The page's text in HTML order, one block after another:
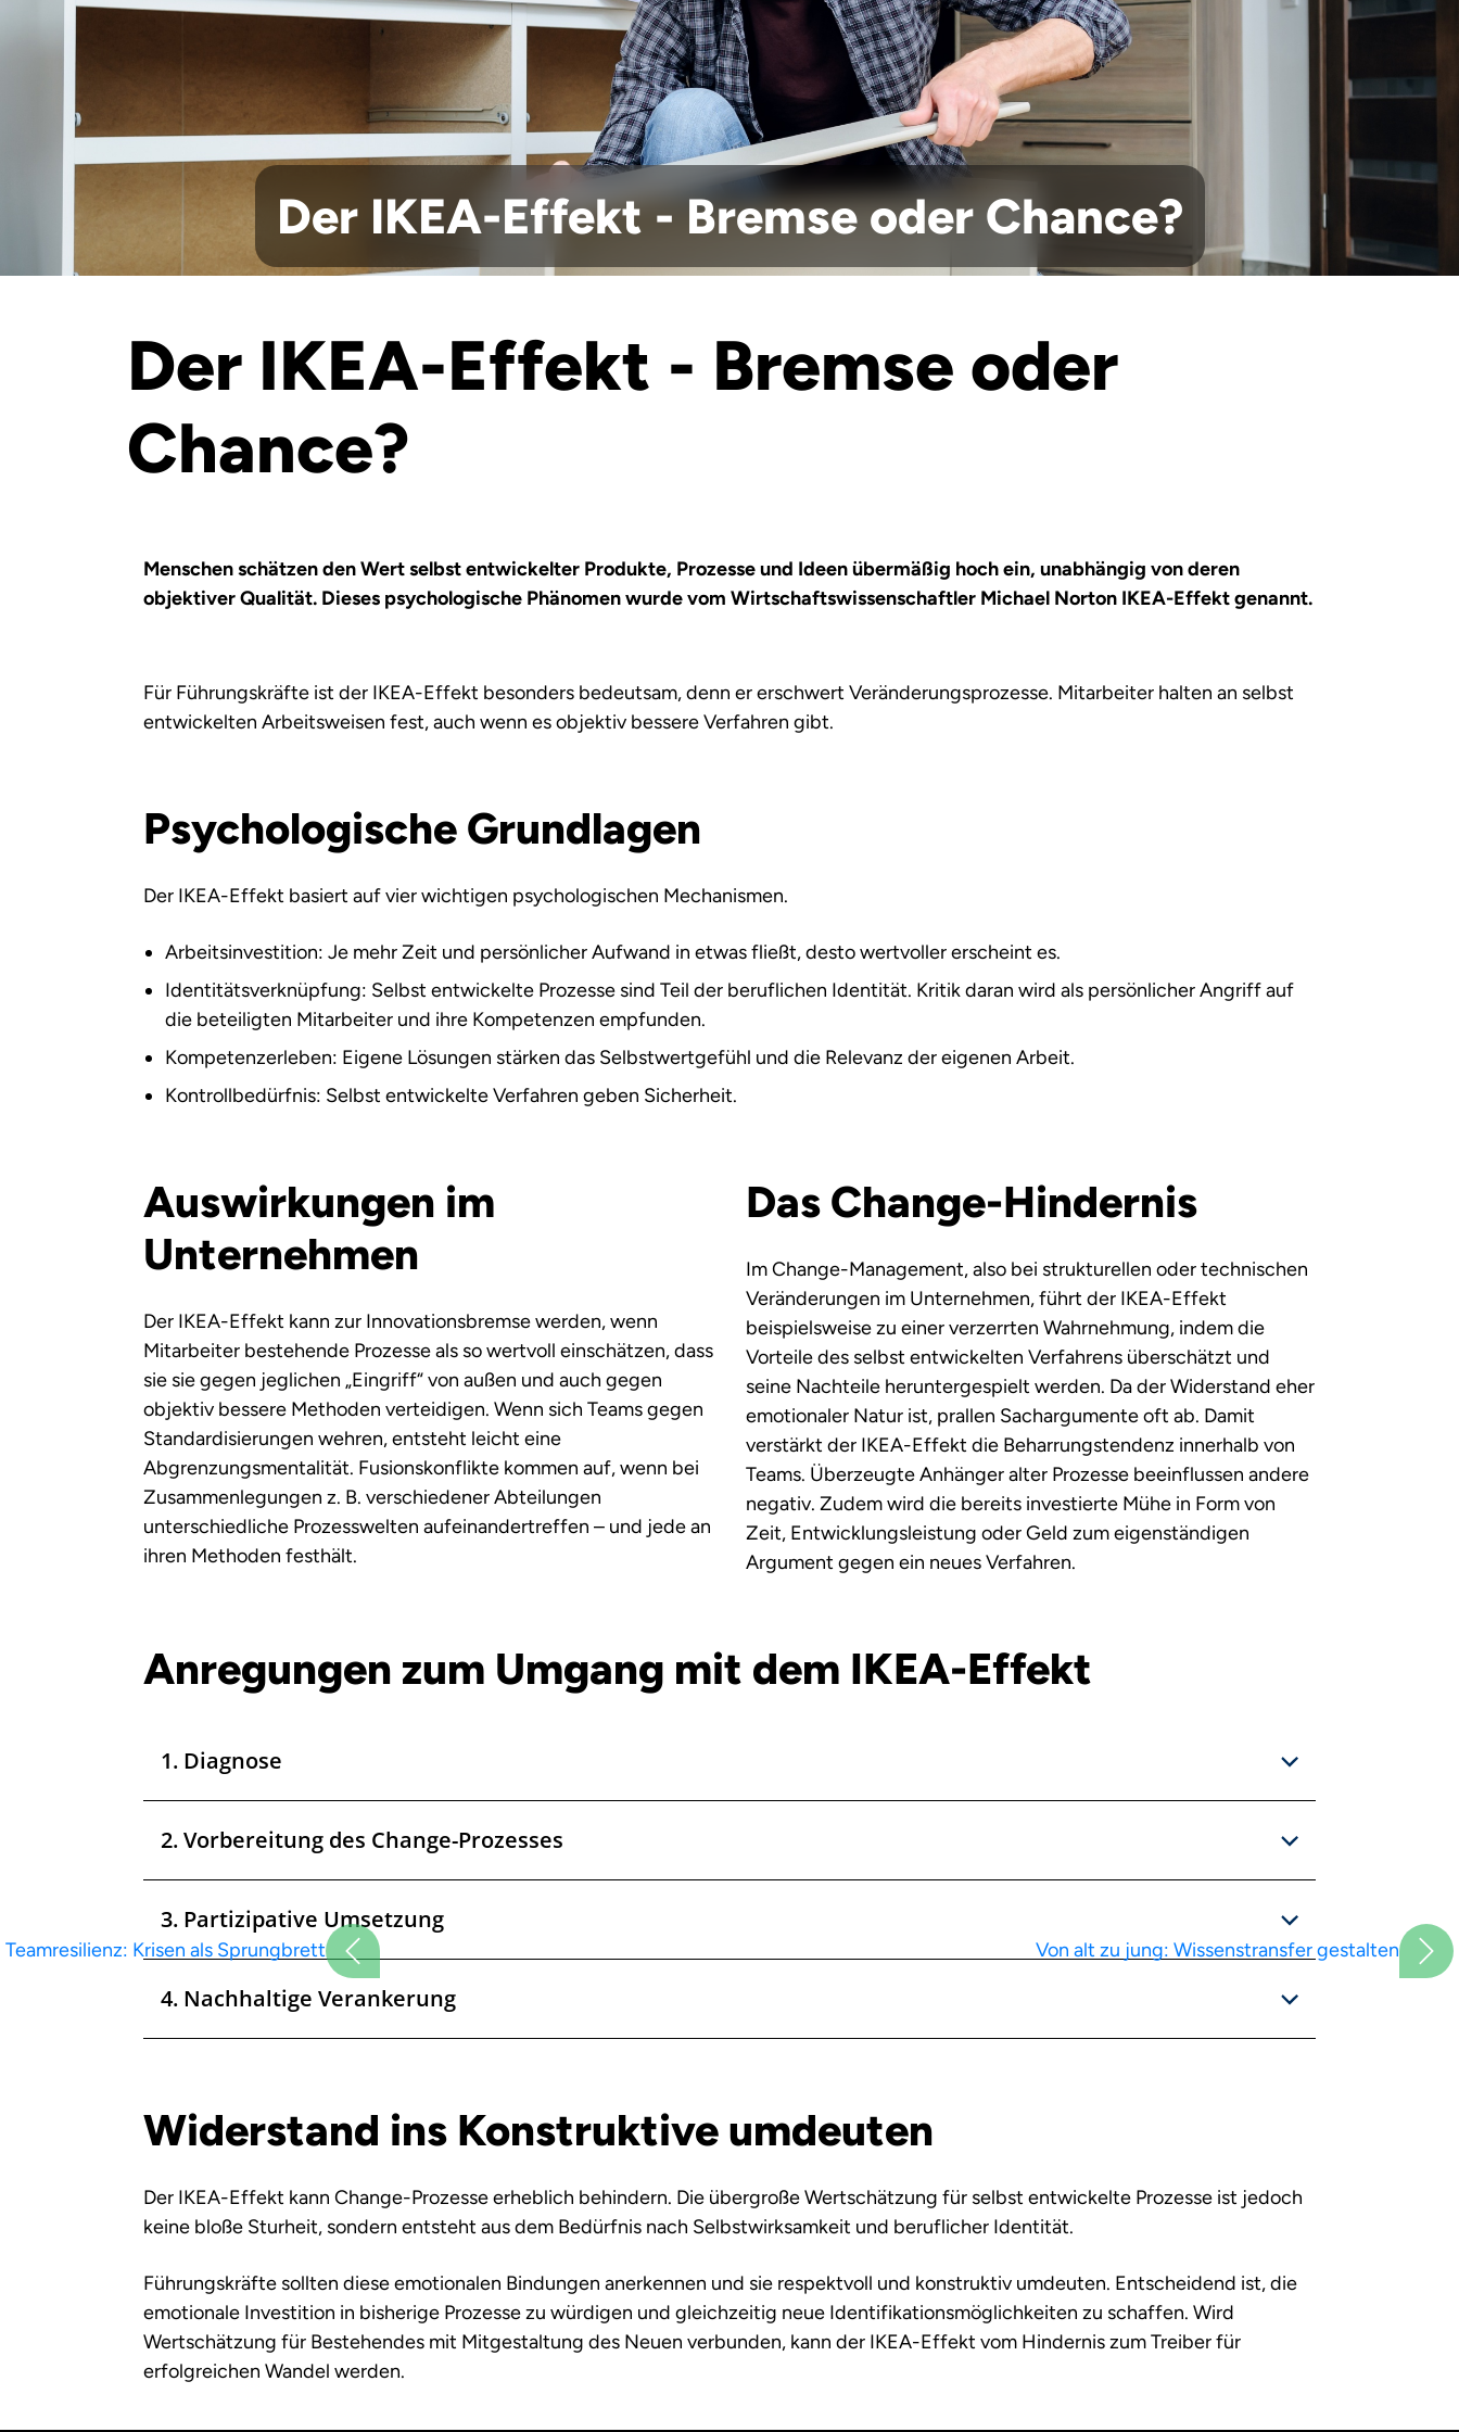
Der IKEA-Effekt - Bremse oder Chance?
Der IKEA-Effekt - Bremse oder
Chance?
Menschen schätzen den Wert selbst entwickelter Produkte, Prozesse und Ideen übermäßig hoch ein, unabhängig von deren
objektiver Qualität. Dieses psychologische Phänomen wurde vom Wirtschaftswissenschaftler Michael Norton IKEA-Effekt genannt.
Für Führungskräfte ist der IKEA-Effekt besonders bedeutsam, denn er erschwert Veränderungsprozesse. Mitarbeiter halten an selbst
entwickelten Arbeitsweisen fest, auch wenn es objektiv bessere Verfahren gibt.
Psychologische Grundlagen
Der IKEA-Effekt basiert auf vier wichtigen psychologischen Mechanismen.
Arbeitsinvestition: Je mehr Zeit und persönlicher Aufwand in etwas fließt, desto wertvoller erscheint es.
Identitätsverknüpfung: Selbst entwickelte Prozesse sind Teil der beruflichen Identität. Kritik daran wird als persönlicher Angriff auf
die beteiligten Mitarbeiter und ihre Kompetenzen empfunden.
Kompetenzerleben: Eigene Lösungen stärken das Selbstwertgefühl und die Relevanz der eigenen Arbeit.
Kontrollbedürfnis: Selbst entwickelte Verfahren geben Sicherheit.
Auswirkungen im
Unternehmen
Der IKEA-Effekt kann zur Innovationsbremse werden, wenn
Mitarbeiter bestehende Prozesse als so wertvoll einschätzen, dass
sie sie gegen jeglichen „Eingriff“ von außen und auch gegen
objektiv bessere Methoden verteidigen. Wenn sich Teams gegen
Standardisierungen wehren, entsteht leicht eine
Abgrenzungsmentalität. Fusionskonflikte kommen auf, wenn bei
Zusammenlegungen z. B. verschiedener Abteilungen
unterschiedliche Prozesswelten aufeinandertreffen – und jede an
ihren Methoden festhält.
Das Change-Hindernis
Im Change-Management, also bei strukturellen oder technischen
Veränderungen im Unternehmen, führt der IKEA-Effekt
beispielsweise zu einer verzerrten Wahrnehmung, indem die
Vorteile des selbst entwickelten Verfahrens überschätzt und
seine Nachteile heruntergespielt werden. Da der Widerstand eher
emotionaler Natur ist, prallen Sachargumente oft ab. Damit
verstärkt der IKEA-Effekt die Beharrungstendenz innerhalb von
Teams. Überzeugte Anhänger alter Prozesse beeinflussen andere
negativ. Zudem wird die bereits investierte Mühe in Form von
Zeit, Entwicklungsleistung oder Geld zum eigenständigen
Argument gegen ein neues Verfahren.
Anregungen zum Umgang mit dem IKEA-Effekt
1. Diagnose
2. Vorbereitung des Change-Prozesses
3. Partizipative Umsetzung
4. Nachhaltige Verankerung
Widerstand ins Konstruktive umdeuten
Der IKEA-Effekt kann Change-Prozesse erheblich behindern. Die übergroße Wertschätzung für selbst entwickelte Prozesse ist jedoch
keine bloße Sturheit, sondern entsteht aus dem Bedürfnis nach Selbstwirksamkeit und beruflicher Identität.
Führungskräfte sollten diese emotionalen Bindungen anerkennen und sie respektvoll und konstruktiv umdeuten. Entscheidend ist, die
emotionale Investition in bisherige Prozesse zu würdigen und gleichzeitig neue Identifikationsmöglichkeiten zu schaffen. Wird
Wertschätzung für Bestehendes mit Mitgestaltung des Neuen verbunden, kann der IKEA-Effekt vom Hindernis zum Treiber für
erfolgreichen Wandel werden.
Teamresilienz: Krisen als Sprungbrett Von alt zu jung: Wissenstransfer gestalten